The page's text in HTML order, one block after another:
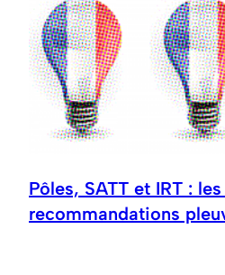
Pôles, SATT et IRT :
recommandations